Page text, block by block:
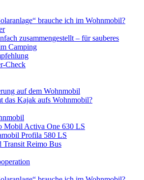
brauche ich im Wohnmobil?
zusammengestellt – für sauberes
Camping
Check
auf dem Wohnmobil
das Kajak aufs Wohnmobil?
Mobil Activa One 630 LS
Profila 580 LS
Transit Reimo Bus